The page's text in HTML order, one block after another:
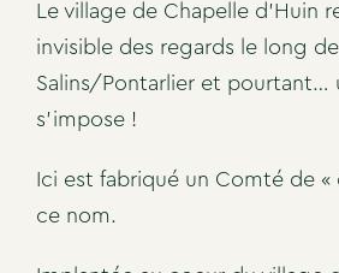
Le village de Chapelle d’Huin
invisible des regards le long de
Salins/Pontarlier et pourtant…
s’impose !
Ici est fabriqué un Comté de
ce nom.